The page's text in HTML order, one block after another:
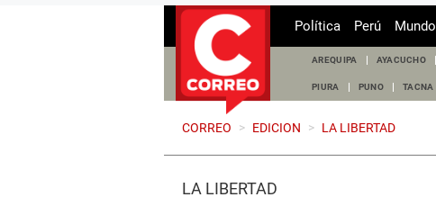
Política Perú Mundo
AREQUIPA AYACUCHO
PIURA PUNO TACNA
CORREO > EDICION > LA LIBERTAD
LA LIBERTAD